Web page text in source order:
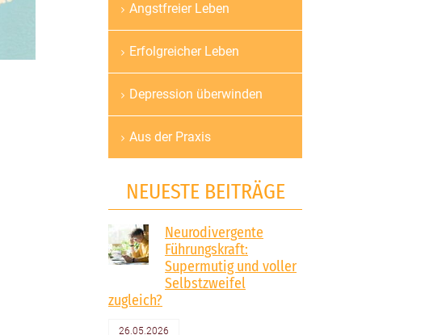
Angstfreier Leben
Erfolgreicher Leben
Depression überwinden
Aus der Praxis
NEUESTE BEITRÄGE
Neurodivergente
Führungskraft:
Supermutig und voller
Selbstzweifel
zugleich?
26.05.2026